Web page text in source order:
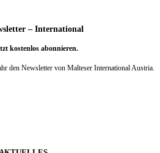
– International
kostenlos abonnieren.
den Newsletter von Malteser International Austria.